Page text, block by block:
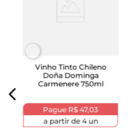
Vinho Tinto Chileno
Doña Dominga
Carmenere 750ml
Pague R$ 47,03
a partir de4un